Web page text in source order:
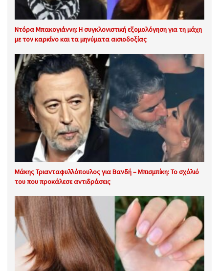
Ντόρα Μπακογιάννη: Η συγκλονιστική εξομολόγηση για τη μάχη
με τον καρκίνο και τα μηνύματα αισιοδοξίας
Μάκης Τριανταφυλλόπουλος για Βανδή – Μπισμπίκη: Το σχόλιό
του που προκάλεσε αντιδράσεις